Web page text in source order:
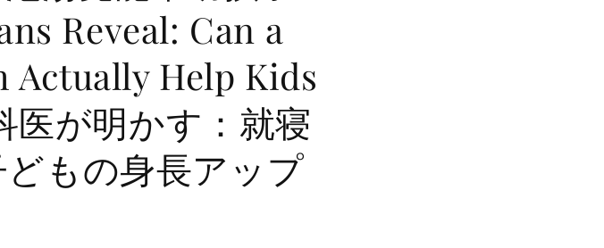
Reveal: Can a
Actually Help Kids
医が明かす：就寝
もの身長アップ